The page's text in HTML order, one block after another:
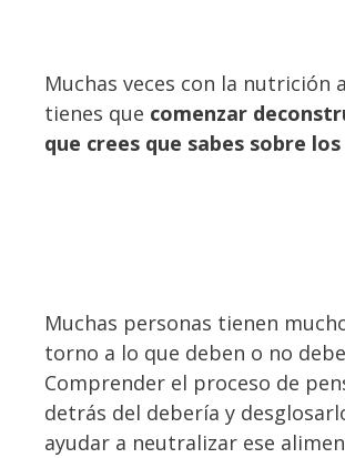
Muchas veces con la nutrición
tienes que comenzar
que crees que sabes sobre
Muchas personas tienen
torno a lo que deben o no
Comprender el proceso de
detrás del debería y
ayudar a neutralizar ese